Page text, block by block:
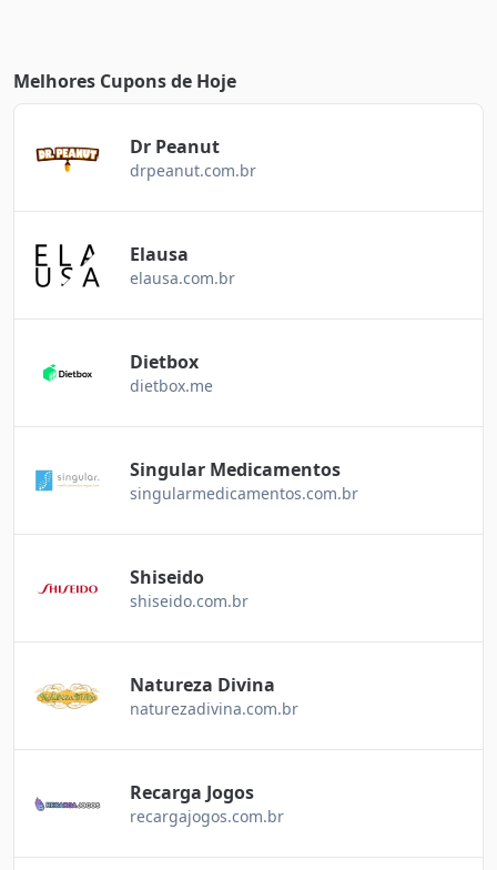
Melhores Cupons de Hoje
Dr Peanut
drpeanut.com.br
Elausa
elausa.com.br
Dietbox
dietbox.me
Singular Medicamentos
singularmedicamentos.com.br
Shiseido
shiseido.com.br
Natureza Divina
naturezadivina.com.br
Recarga Jogos
recargajogos.com.br